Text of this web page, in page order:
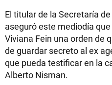
El titular de la Secretaría
aseguró este mediodía
Viviana Fein una orden de
de guardar secreto al ex
que pueda testificar en la
Alberto Nisman.